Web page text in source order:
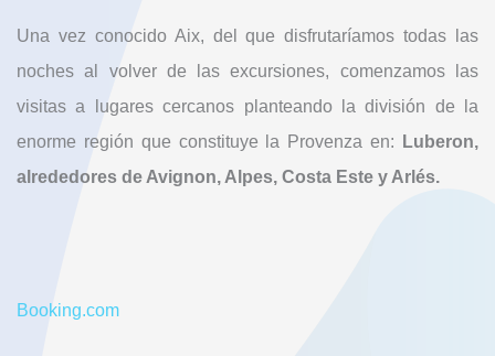
Una vez conocido Aix, del que disfrutaríamos todas las
noches al volver de las excursiones, comenzamos las
visitas a lugares cercanos planteando la división de la
enorme región que constituye la Provenza en:
Luberon,
alrededores de Avignon, Alpes, Costa Este y Arlés.
Booking.com